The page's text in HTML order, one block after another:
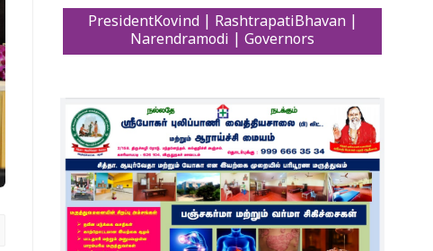
PresidentKovind | RashtrapatiBhavan |
Narendramodi | Governors